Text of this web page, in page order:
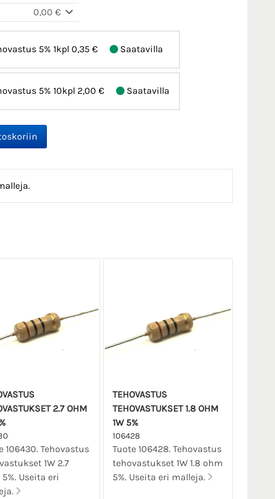
0,00 €
5% 1kpl 0,35 € Saatavilla
5% 10kpl 2,00 € Saatavilla
2.7 OHM
106430. Tehovastus
1W 2.7
Useita eri
TEHOVASTUS
TEHOVASTUKSET 1.8 OHM
1W 5%
106428
Tuote 106428. Tehovastus
tehovastukset 1W 1.8 ohm
5%. Useita eri malleja.